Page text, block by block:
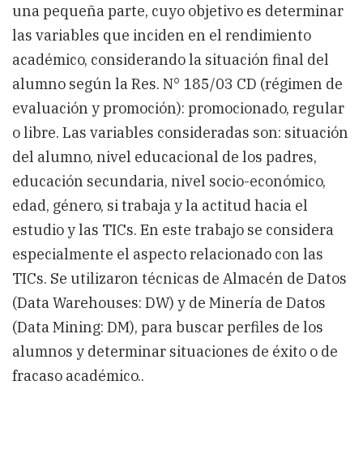
una pequeña parte, cuyo objetivo es determinar
las variables que inciden en el rendimiento
académico, considerando la situación final del
alumno según la Res. N° 185/03 CD (régimen de
evaluación y promoción): promocionado, regular
o libre. Las variables consideradas son: situación
del alumno, nivel educacional de los padres,
educación secundaria, nivel socio-económico,
edad, género, si trabaja y la actitud hacia el
estudio y las TICs. En este trabajo se considera
especialmente el aspecto relacionado con las
TICs. Se utilizaron técnicas de Almacén de Datos
(Data Warehouses: DW) y de Minería de Datos
(Data Mining: DM), para buscar perfiles de los
alumnos y determinar situaciones de éxito o de
fracaso académico..